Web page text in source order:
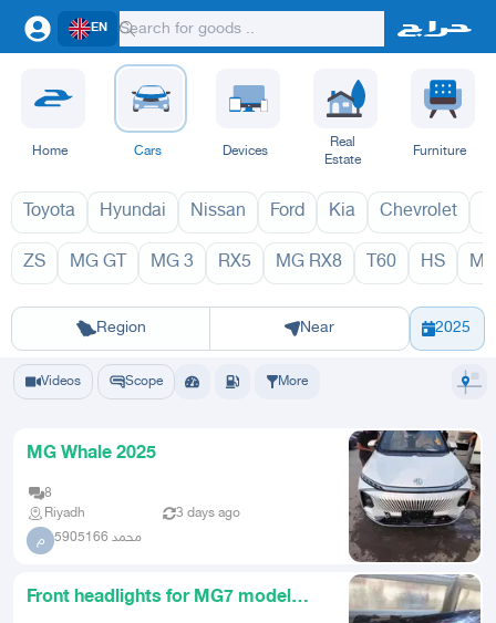
EN
Home Cars Devices
Real
Estate
Furniture
Toyota Hyundai Nissan Ford Kia Chevrolet
ZS MG GT MG 3 RX5 MG RX8 T60 HS
Region
Riyadh Eastern Region Yanbu Hafar Al Batin Madinah
Near 2025
WHALE
Videos Scope More
MG Whale 2025
8
Riyadh
3 days ago
م محمد 5905166
Front headlights for MG7 model